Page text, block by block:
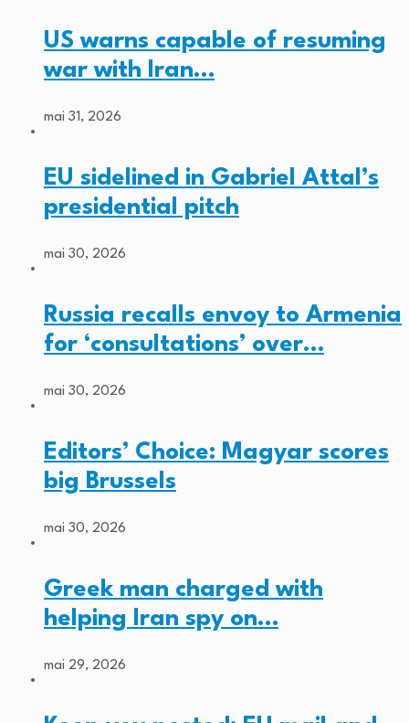
US warns capable of resuming
war with Iran…
mai 31, 2026
EU sidelined in Gabriel Attal’s
presidential pitch
mai 30, 2026
Russia recalls envoy to Armenia
for ‘consultations’ over…
mai 30, 2026
Editors’ Choice: Magyar scores
big Brussels
mai 30, 2026
Greek man charged with
helping Iran spy on…
mai 29, 2026